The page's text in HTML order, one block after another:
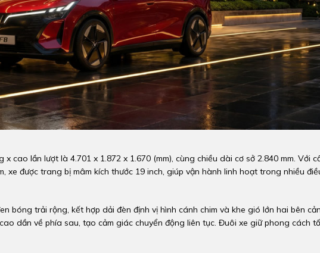
cao lần lượt là 4.701 x 1.872 x 1.670 (mm), cùng chiều dài cơ sở 2.840 mm. Với
xe được trang bị mâm kích thước 19 inch, giúp vận hành linh hoạt trong nhiều
bóng trải rộng, kết hợp dải đèn định vị hình cánh chim và khe gió lớn hai bên
dần về phía sau, tạo cảm giác chuyển động liên tục. Đuôi xe giữ phong cách